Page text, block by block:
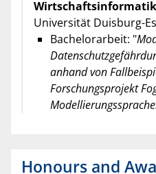
Wirtschaftsinformatik
Universität Duisburg-
Bachelorarbeit: "
anhand von
Forschungsprojekt
Honours and